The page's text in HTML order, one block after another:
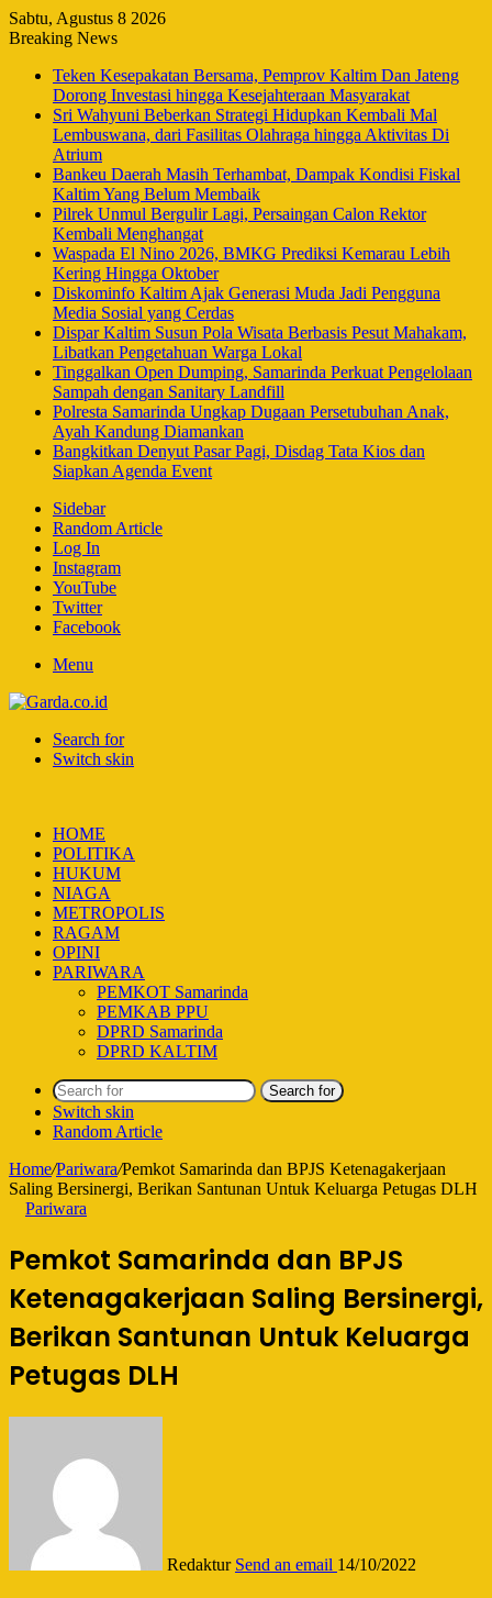
Sabtu, Agustus 8 2026
Breaking News
Teken Kesepakatan Bersama, Pemprov Kaltim Dan Jateng
Dorong Investasi hingga Kesejahteraan Masyarakat
Sri Wahyuni Beberkan Strategi Hidupkan Kembali Mal
Lembuswana, dari Fasilitas Olahraga hingga Aktivitas Di
Atrium
Bankeu Daerah Masih Terhambat, Dampak Kondisi Fiskal
Kaltim Yang Belum Membaik
Pilrek Unmul Bergulir Lagi, Persaingan Calon Rektor
Kembali Menghangat
Waspada El Nino 2026, BMKG Prediksi Kemarau Lebih
Kering Hingga Oktober
Diskominfo Kaltim Ajak Generasi Muda Jadi Pengguna
Media Sosial yang Cerdas
Dispar Kaltim Susun Pola Wisata Berbasis Pesut Mahakam,
Libatkan Pengetahuan Warga Lokal
Tinggalkan Open Dumping, Samarinda Perkuat Pengelolaan
Sampah dengan Sanitary Landfill
Polresta Samarinda Ungkap Dugaan Persetubuhan Anak,
Ayah Kandung Diamankan
Bangkitkan Denyut Pasar Pagi, Disdag Tata Kios dan
Siapkan Agenda Event
Sidebar
Random Article
Log In
Instagram
YouTube
Twitter
Facebook
Menu
Search for
Switch skin
HOME
POLITIKA
HUKUM
NIAGA
METROPOLIS
RAGAM
OPINI
PARIWARA
PEMKOT Samarinda
PEMKAB PPU
DPRD Samarinda
DPRD KALTIM
Search for
Switch skin
Random Article
Home/Pariwara/Pemkot Samarinda dan BPJS Ketenagakerjaan
Saling Bersinergi, Berikan Santunan Untuk Keluarga Petugas DLH
Pariwara
Pemkot Samarinda dan BPJS
Ketenagakerjaan Saling Bersinergi,
Berikan Santunan Untuk Keluarga
Petugas DLH
Redaktur Send an email 14/10/2022